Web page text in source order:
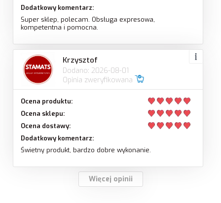
Dodatkowy komentarz:
Super sklep, polecam. Obsługa expresowa,
kompetentna i pomocna.
Krzysztof
Dodano: 2026-08-01
Opinia zweryfikowana
Ocena produktu:
Ocena sklepu:
Ocena dostawy:
Dodatkowy komentarz:
Świetny produkt, bardzo dobre wykonanie.
Więcej opinii